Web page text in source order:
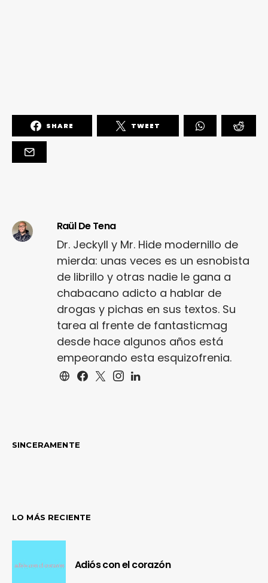
SHARE TWEET
Raül De Tena
Dr. Jeckyll y Mr. Hide modernillo de
mierda: unas veces es un esnobista
de librillo y otras nadie le gana a
chabacano adicto a hablar de
drogas y pichas en sus textos. Su
tarea al frente de fantasticmag
desde hace algunos años está
empeorando esta esquizofrenia.
SINCERAMENTE
LO MÁS RECIENTE
Adiós con el corazón